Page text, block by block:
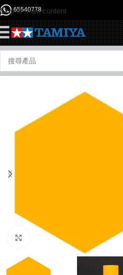
Skip to main content
65540778
Click to enlarge